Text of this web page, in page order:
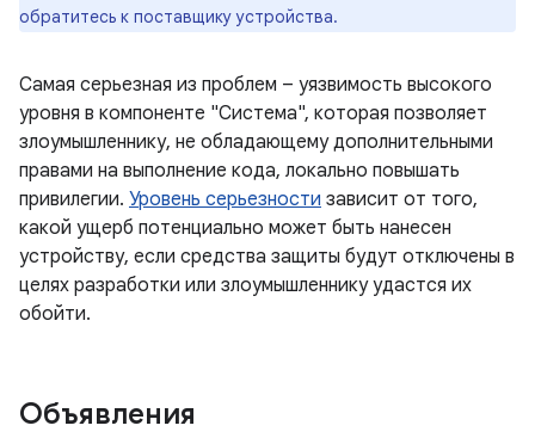
обратитесь к поставщику устройства.
Самая серьезная из проблем – уязвимость высокого
уровня в компоненте "Система", которая позволяет
злоумышленнику, не обладающему дополнительными
правами на выполнение кода, локально повышать
привилегии. Уровень серьезности зависит от того,
какой ущерб потенциально может быть нанесен
устройству, если средства защиты будут отключены в
целях разработки или злоумышленнику удастся их
обойти.
Объявления